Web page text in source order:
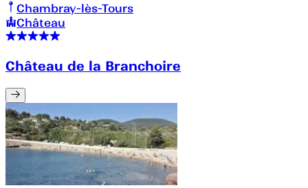
Chambray-lès-Tours
Château
Château de la Branchoire